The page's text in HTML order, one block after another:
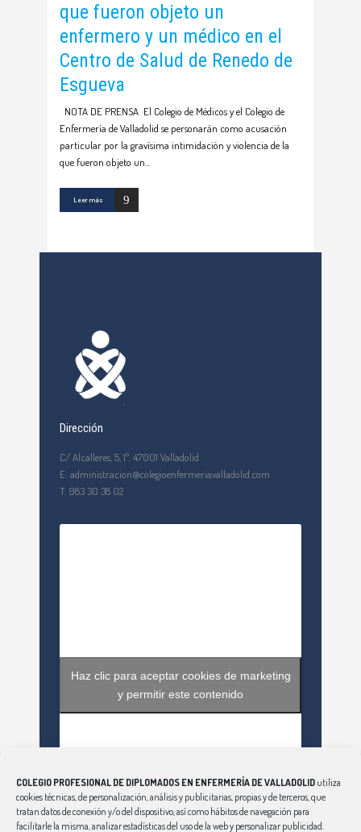
COLEGIO PROFESIONAL DE DIPLOMADOS EN ENFERMERÍA DE VALLADOLID utiliza
cookies técnicas, de personalización, análisis y publicitarias, propias y de terceros, que
tratan datos de conexión y/o del dispositivo, así como hábitos de navegación para
facilitarle la misma, analizar estadísticas del uso de la web y personalizar publicidad.
que fueron objeto un
enfermero y un médico en el
Centro de Salud de Renedo de
Esgueva
NOTA DE PRENSA El Colegio de Médicos y el Colegio de
Enfermería de Valladolid se personarán como acusación
particular por la gravísima intimidación y violencia de la
que fueron objeto un
Leer más
Dirección
C/ Alcalleres, 5, 1º. 47001 Valladolid
E: administracion@colegioenfermeriavalladolid.com
T: 983 30 38 02
Haz clic para aceptar cookies de marketing
y permitir este contenido